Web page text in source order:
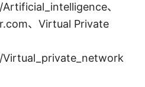
、
、Virtual Private